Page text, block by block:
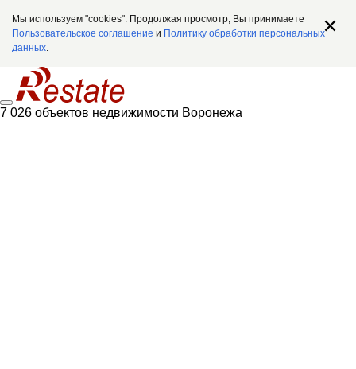
Мы используем "cookies". Продолжая просмотр, Вы принимаете
Пользовательское соглашение и Политику обработки персональных
данных.
7 026 объектов недвижимости Воронежа